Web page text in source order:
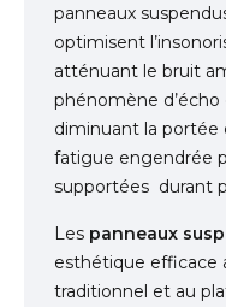
panneaux
optimisent
atténuant le bruit
phénomène
diminuant la portée
fatigue engendrée
supportées durant
Les panneaux
esthétique efficace
traditionnel et au